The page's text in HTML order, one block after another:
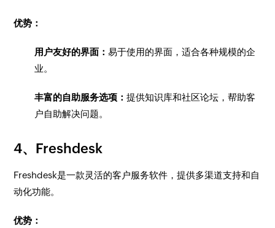
优势：
用户友好的界面：易于使用的界面，适合各种规模的企
业。
丰富的自助服务选项：提供知识库和社区论坛，帮助客
户自助解决问题。
4、Freshdesk
Freshdesk是一款灵活的客户服务软件，提供多渠道支持和自
动化功能。
优势：